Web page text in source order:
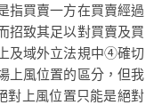
指買賣一方在買賣經過
招致其足以對買賣及買
及域外立法規中④確切
上風位置的區分，但我
對上風位置只能是絕對